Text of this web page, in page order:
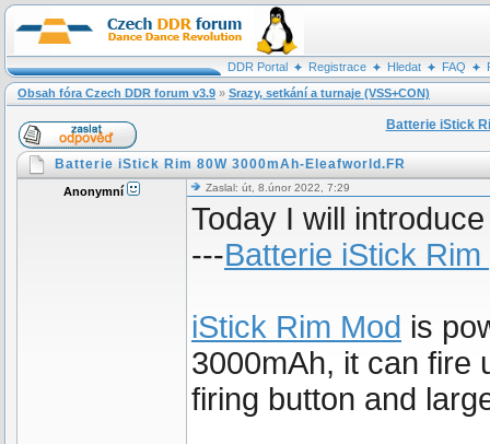
DDR Portal Registrace Hledat FAQ
Obsah fóra Czech DDR forum v3.9 » Srazy, setkání a turnaje (VSS+CON)
Batterie iStick
Batterie iStick Rim 80W 3000mAh-Eleafworld.FR
Anonymní Zaslal: út, 8.únor 2022, 7:29
Today I will
---Batterie iStick
iStick Rim Mod is
3000mAh, it can fire
firing button and